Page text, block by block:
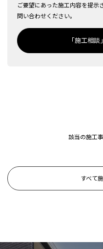
ご要望にあった施工内容を提示
問い合わせください。
「施工相
該当の施工
すべて